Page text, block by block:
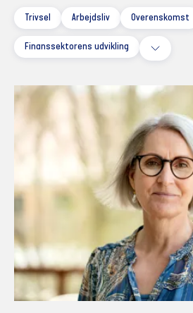
Trivsel Arbejdsliv Overenskomst
Finanssektorens udvikling